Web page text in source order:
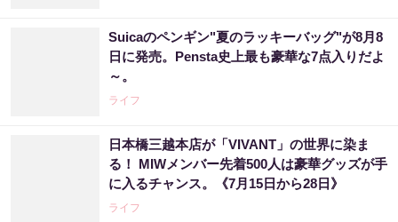
Suicaのペンギン"夏のラッキーバッグ"が8月8
日に発売。Pensta史上最も豪華な7点入りだよ
～。
ライフ
日本橋三越本店が「VIVANT」の世界に染ま
る！ MIWメンバー先着500人は豪華グッズが手
に入るチャンス。《7月15日から28日》
ライフ